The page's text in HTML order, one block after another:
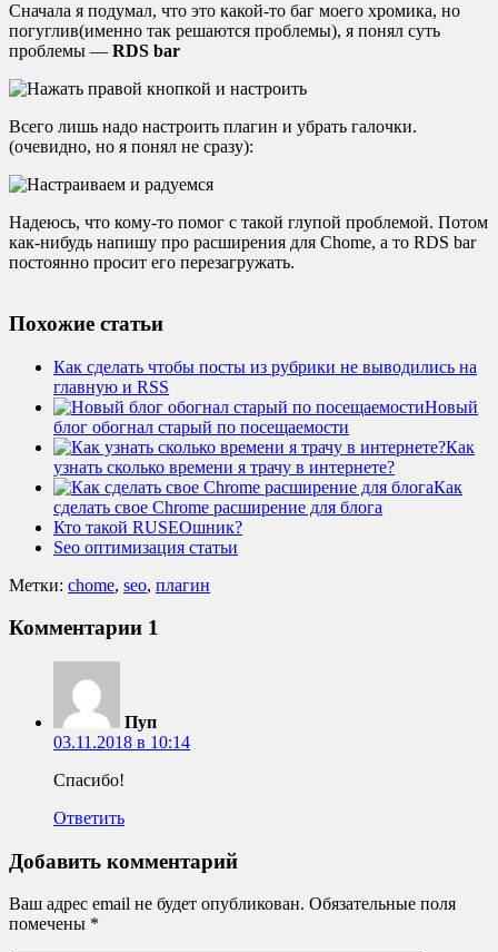
Сначала я подумал, что это какой-то баг моего хромика, но
погуглив(именно так решаются проблемы), я понял суть
проблемы — RDS bar
Всего лишь надо настроить плагин и убрать галочки.
(очевидно, но я понял не сразу):
Надеюсь, что кому-то помог с такой глупой проблемой. Потом
как-нибудь напишу про расширения для Chome, а то RDS bar
постоянно просит его перезагружать.
Похожие статьи
Как сделать чтобы посты из рубрики не выводились на
главную и RSS
Новый
блог обогнал старый по посещаемости
Как
узнать сколько времени я трачу в интернете?
Как
сделать свое Chrome расширение для блога
Кто такой RUSEOшник?
Seo оптимизация статьи
Метки: chome, seo, плагин
Комментарии 1
Пуп
03.11.2018 в 10:14
Спасибо!
Ответить
Добавить комментарий
Ваш адрес email не будет опубликован. Обязательные поля
помечены *